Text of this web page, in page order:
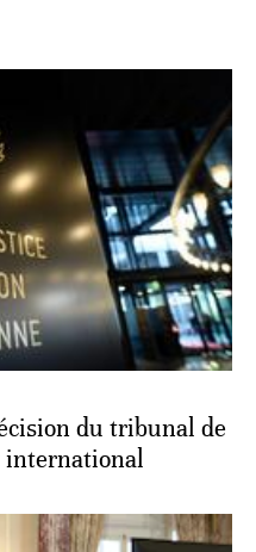
du tribunal de
international